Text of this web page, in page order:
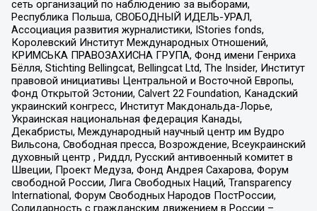
сеть организаций по наблюдению за выборами,
Республика Польша, СВОБОДНЫЙ ИДЕЛЬ-УРАЛ,
Ассоциация развития журналистики, IStories fonds,
Королевский Институт Международных Отношений,
КРИМСЬКА ПРАВОЗАХИСНА ГРУПА, Фонд имени Генриха
Бёлля, Stichting Bellingcat, Bellingcat Ltd, The Insider, Институт
правовой инициативы Центральной и Восточной Европы,
Фонд Открытой Эстонии, Calvert 22 Foundation, Канадский
украинский конгресс, Институт Макдональда-Лорье,
Украинская национальная федерация Канады,
Декабристы, Международный научный центр им Вудро
Вильсона, Свободная пресса, Возрождение, Всеукраинский
духовный центр , Риддл, Русский антивоенный комитет в
Швеции, Проект Медуза, Фонд Андрея Сахарова, Форум
свободной России, Лига Свободных Наций, Transparеncy
International, Форум Свободных Народов ПостРоссии,
Солидарность с гражданским движением в России –